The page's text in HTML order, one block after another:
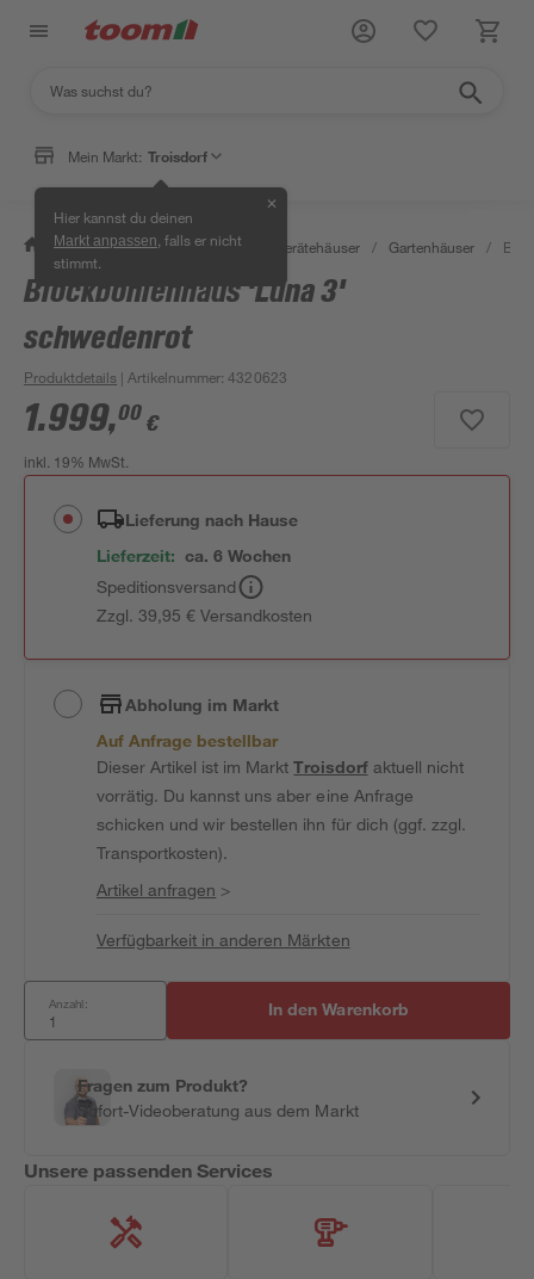
Mein Markt: Troisdorf
Hier kannst du deinen
Markt anpassen , falls er nicht
stimmt.
✕
/ Garten & Freizeit / Garten- & Gerätehäuser / Gartenhäuser /
Blockbohlenhaus 'Luna 3'
schwedenrot
Produktdetails | Artikelnummer:4320623
1.999,00 €
inkl. 19% MwSt.
Lieferung nach Hause
Lieferzeit: ca. 6 Wochen
Speditionsversand
Zzgl. 39,95 € Versandkosten
Abholung im Markt
Auf Anfrage bestellbar
Dieser Artikel ist im MarktTroisdorfaktuell nicht
vorrätig. Du kannst uns aber eine Anfrage
schicken und wir bestellen ihn für dich (ggf. zzgl.
Transportkosten).
Artikel anfragen >
Verfügbarkeit in anderen Märkten
Anzahl: In den Warenkorb
Fragen zum Produkt?
Sofort-Videoberatung aus dem Markt
Unsere passenden Services